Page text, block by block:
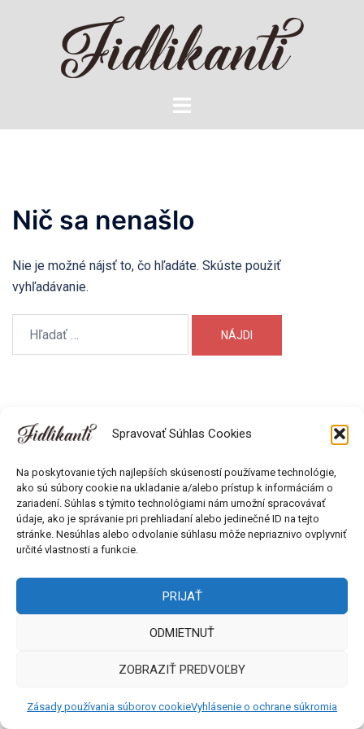
Spravovať Súhlas Cookies
Na poskytovanie tých najlepších skúseností používame technológie,
ako sú súbory cookie na ukladanie a/alebo prístup k informáciám o
zariadení. Súhlas s týmito technológiami nám umožní spracovávať
údaje, ako je správanie pri prehliadaní alebo jedinečné ID na tejto
stránke. Nesúhlas alebo odvolanie súhlasu môže nepriaznivo ovplyvniť
určité vlastnosti a funkcie.
PRIJAŤ
ODMIETNUŤ
ZOBRAZIŤ PREDVOĽBY
Zásady používania súborov cookieVyhlásenie o ochrane súkromia
Toggle
Nič sa nenašlo
Nie je možné nájsť to, čo hľadáte. Skúste použiť
vyhľadávanie.
Všetky práva vyhradené © 2018 - 2026 Fidlikanti. Web od
Môlča records s.r.o.